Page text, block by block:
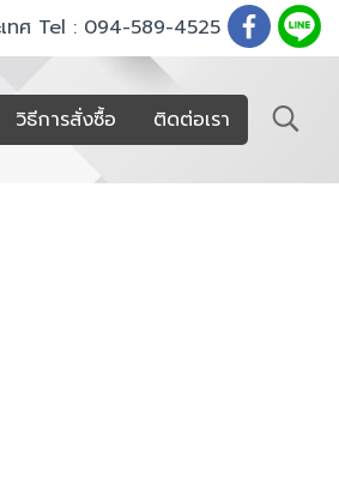
ทศ Tel : 094-589-4525
วิธีการสั่งซื้อ ติดต่อเรา